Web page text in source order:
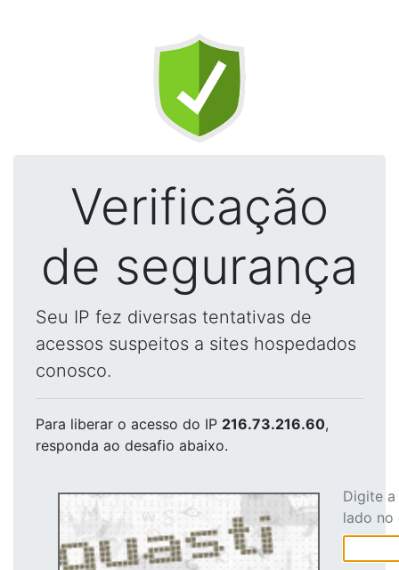
Verificação
de segurança
Seu IP fez diversas tentativas de
acessos suspeitos a sites hospedados
conosco.
Para liberar o acesso do IP 216.73.216.60,
responda ao desafio abaixo.
Digite
lado no